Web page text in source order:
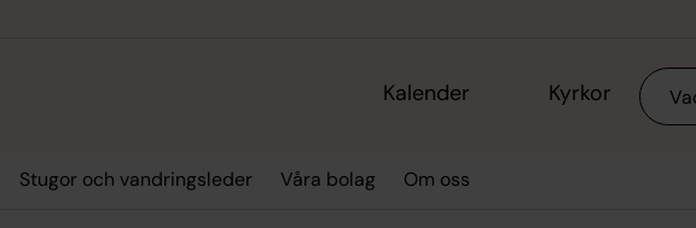
Kalender Kyrkor Sök
Stugor och vandringsleder Våra bolag Om oss